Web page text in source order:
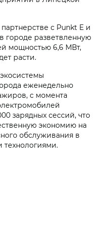
с Punkt E и
городе разветвленную
мощностью 6,6 МВт,
расти.
еженедельно
с момента
зарядных сессий, что
экономию на
обслуживания в